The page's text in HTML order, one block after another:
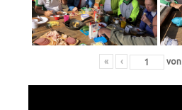
« ‹ von